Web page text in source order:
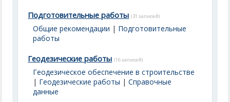
Подготовительные работы (31 записей)
Общие рекомендации | Подготовительные
работы
Геодезические работы (16 записей)
Геодезическое обеспечение в строительстве
| Геодезические работы |Справочные
данные